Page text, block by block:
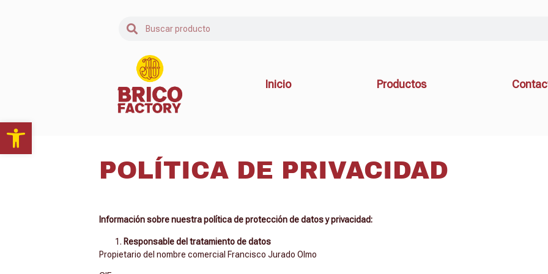
Abrir barra de herramientas
Inicio Productos
POLÍTICA DE PRIVACIDAD
Información sobre nuestra política de protección de datos y privacidad:
Responsable del tratamiento de datos
Propietario del nombre comercial Francisco Jurado Olmo